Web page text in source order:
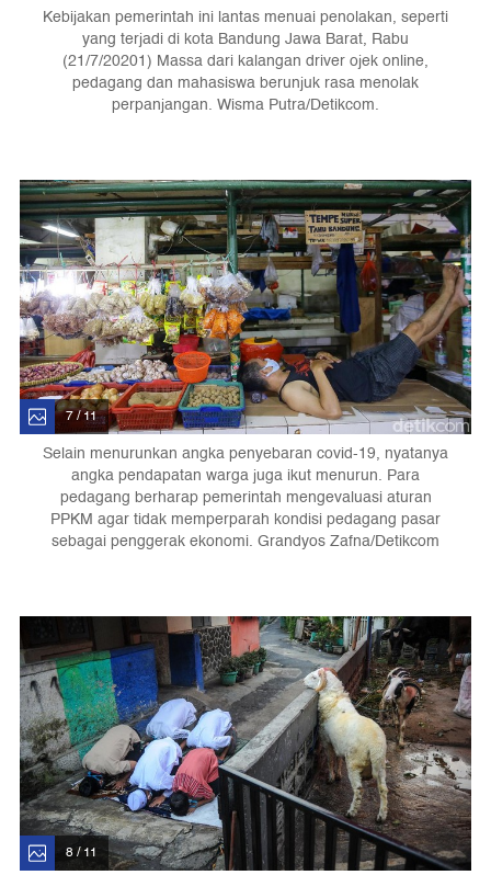
Kebijakan pemerintah ini lantas menuai penolakan, seperti
yang terjadi di kota Bandung Jawa Barat, Rabu
(21/7/20201) Massa dari kalangan driver ojek online,
pedagang dan mahasiswa berunjuk rasa menolak
perpanjangan. Wisma Putra/Detikcom.
7 / 11
Selain menurunkan angka penyebaran covid-19, nyatanya
angka pendapatan warga juga ikut menurun. Para
pedagang berharap pemerintah mengevaluasi aturan
PPKM agar tidak memperparah kondisi pedagang pasar
sebagai penggerak ekonomi. Grandyos Zafna/Detikcom
8 / 11